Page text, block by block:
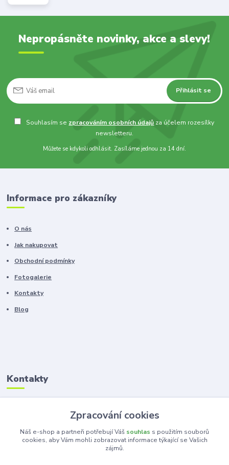
Nepropásněte novinky, akce a slevy!
Přihlásit se
Souhlasím se zpracováním osobních údajů za účelem rozesílky
newsletteru.
Můžete se kdykoli odhlásit. Zasíláme jednou za 14 dní.
Informace pro zákazníky
O nás
Jak nakupovat
Obchodní podmínky
Fotogalerie
Kontakty
Blog
Kontakty
Zákaznická podpora
+420 603 100 966
(Po-Pá, 8-16 hod.)
Zpracování cookies
Náš e-shop a partneři potřebují Váš souhlas s použitím souborů
cookies, aby Vám mohli zobrazovat informace týkající se Vašich
zájmů.